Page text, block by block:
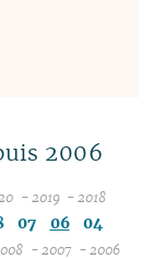
2006
12
11
- 2019
12
- 2018
11
07 06
04
- 2007 - 2006